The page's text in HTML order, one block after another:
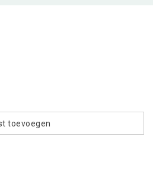
toevoegen